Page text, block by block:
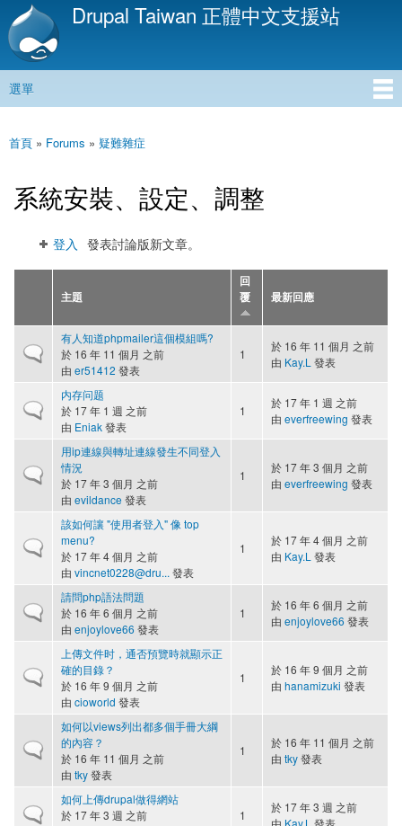
移
內
Drupal Taiwan 正體中文支援站
主選單
選單
您在這裡
首頁 » Forums » 疑難雜症
系統安裝、設定、調整
登入 發表討論版新文章。
主題
回
覆
最新回應
一般主題
有人知道phpmailer這個模組嗎?
於 16 年 11 個月 之前
由 er51412 發表
1
於 16 年 11 個月 之前
由 Kay.L 發表
一般主題
内存问题
於 17 年 1 週 之前
由 Eniak發表
1
於 17 年 1 週 之前
由 everfreewing 發表
一般主題
用ip連線與轉址連線發生不同登入
情況
於 17 年 3 個月 之前
由 evildance 發表
1
於 17 年 3 個月 之前
由 everfreewing 發表
一般主題
該如何讓 "使用者登入" 像 top
menu?
於 17 年 4 個月 之前
由 vincnet0228@dru... 發表
1
於 17 年 4 個月 之前
由 Kay.L 發表
一般主題
請問php語法問題
於 16 年 6 個月 之前
由 enjoylove66 發表
1
於 16 年 6 個月 之前
由 enjoylove66 發表
一般主題
上傳文件时，通否預覽時就顯示正
確的目錄？
於 16 年 9 個月 之前
由 cioworld 發表
1
於 16 年 9 個月 之前
由 hanamizuki 發表
一般主題
如何以views列出都多個手冊大綱
的內容？
於 16 年 11 個月 之前
由 tky發表
1
於 16 年 11 個月 之前
由 tky發表
一般主題
如何上傳drupal做得網站
於 17 年 3 週 之前
1
於 17 年 3 週 之前
由 Kay.L 發表